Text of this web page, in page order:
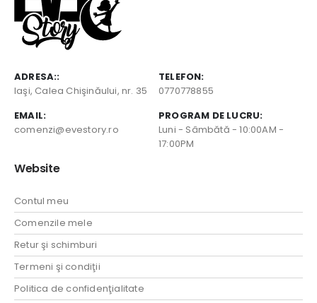
ADRESA::
Iaşi, Calea Chişinăului, nr. 35
TELEFON:
0770778855
EMAIL:
comenzi@evestory.ro
PROGRAM DE LUCRU:
Luni - Sâmbătă - 10:00AM -
17:00PM
Website
Contul meu
Comenzile mele
Retur şi schimburi
Termeni şi condiţii
Politica de confidenţialitate